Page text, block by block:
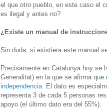
el que otro pueblo, en este caso el
es ilegal y antes no?
¿Existe un manual de
Sin duda, si existiera este manual
Precisamente en Catalunya hoy se
Generalitat) en la que se afirma que
independencia . El dato es
representa 3 de cada 5 personas
apoyo (el último dato era del 55%).